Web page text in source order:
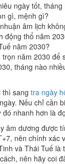
ngày tốt,
gì, mệnh gì?
âm lịch
động thổ năm
năm 2030?
năm 2030 để
tháng nào
thì sang tra ngày
Nếu chỉ cần
nhanh hơn là
âm dương được
nên chính xác
và Thái Tuế
nên hãy coi